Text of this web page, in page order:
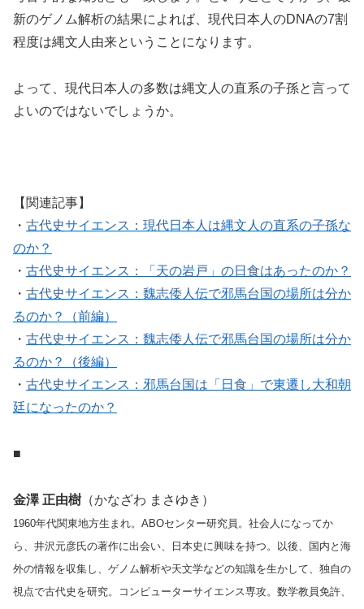
新のゲノム解析の結果によれば、現代日本人のDNAの7割
程度は縄文人由来ということになります。
よって、現代日本人の多数は縄文人の直系の子孫と言って
よいのではないでしょうか。
【関連記事】
・ 古代史サイエンス：現代日本人は縄文人の直系の子孫な
のか？
・ 古代史サイエンス：「天の岩戸」の日食はあったのか？
・ 古代史サイエンス：魏志倭人伝で邪馬台国の場所は分か
るのか？（前編）
・ 古代史サイエンス：魏志倭人伝で邪馬台国の場所は分か
るのか？（後編）
・ 古代史サイエンス：邪馬台国は「日食」で東遷し大和朝
廷になったのか？
■
金澤 正由樹 （かなざわ まさゆき）
1960年代関東地方生まれ。ABOセンター研究員。社会人になってか
ら、井沢元彦氏の著作に出会い、日本史に興味を持つ。以後、国内と海
外の情報を収集し、ゲノム解析や天文学などの知識を生かして、独自の
視点で古代史を研究。コンピューターサイエンス専攻。数学教員免許、